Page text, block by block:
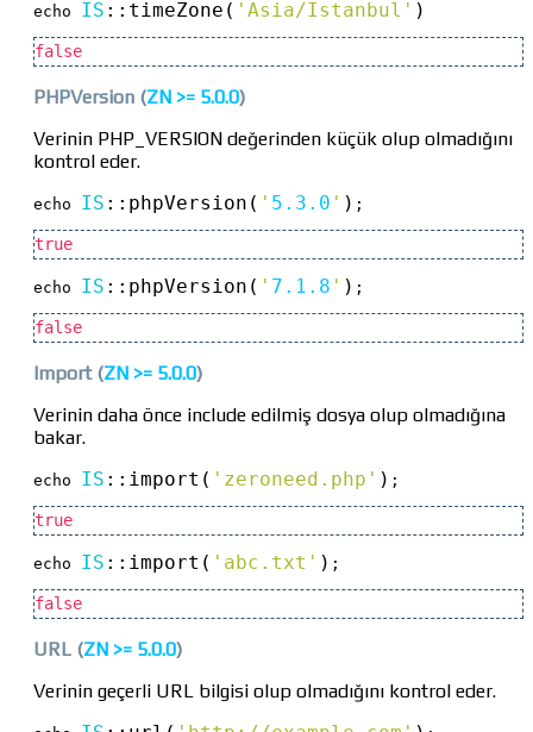
echo IS :: timeZone( 'Asia/Istanbul' )
false
PHPVersion (ZN >= 5.0.0)
Verinin PHP_VERSION değerinden küçük olup olmadığını
kontrol eder.
echo IS :: phpVersion( ' 5.3.0 ' ) ;
true
echo IS :: phpVersion( ' 7.1.8 ' ) ;
false
Import(ZN >= 5.0.0)
Verinin daha önce include edilmiş dosya olup olmadığına
bakar.
echo IS :: import( 'zeroneed.php' ) ;
true
echo IS :: import( 'abc.txt' ) ;
false
URL (ZN >= 5.0.0)
Verinin geçerli URL bilgisi olup olmadığını kontrol eder.